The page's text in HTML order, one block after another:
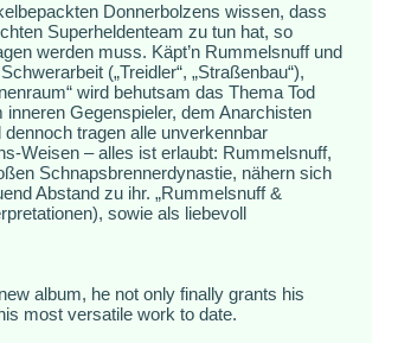
Donnerbolzens wissen, dass
Superheldenteam zu tun hat, so
werden muss. Käpt’n Rummelsnuff und
(„Treidler“, „Straßenbau“),
wird behutsam das Thema Tod
Gegenspieler, dem Anarchisten
tragen alle unverkennbar
Weisen – alles ist erlaubt: Rummelsnuff,
Schnapsbrennerdynastie, nähern sich
Abstand zu ihr. „Rummelsnuff &
sowie als liebevoll
album, he not only finally grants his
most versatile work to date.